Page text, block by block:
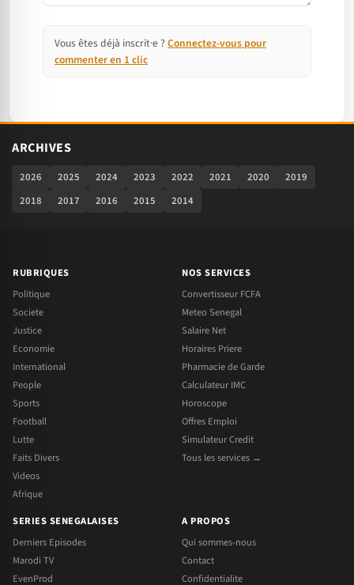
Vous êtes déjà inscrit·e ? Connectez-vous pour
commenter en 1 clic
ARCHIVES
2026 2025 2024 2023 2022 2021 2020
2019
2018
2017 2016 2015 2014
RUBRIQUES
Politique
Societe
Justice
Economie
International
People
Sports
Football
Lutte
Faits Divers
Videos
Afrique
NOS SERVICES
Convertisseur FCFA
Meteo Senegal
Salaire Net
Horaires Priere
Pharmacie de Garde
Calculateur IMC
Horoscope
Offres Emploi
Simulateur Credit
Tous les services →
SERIES SENEGALAISES
Derniers Episodes
Marodi TV
EvenProd
A PROPOS
Qui sommes-nous
Contact
Confidentialite